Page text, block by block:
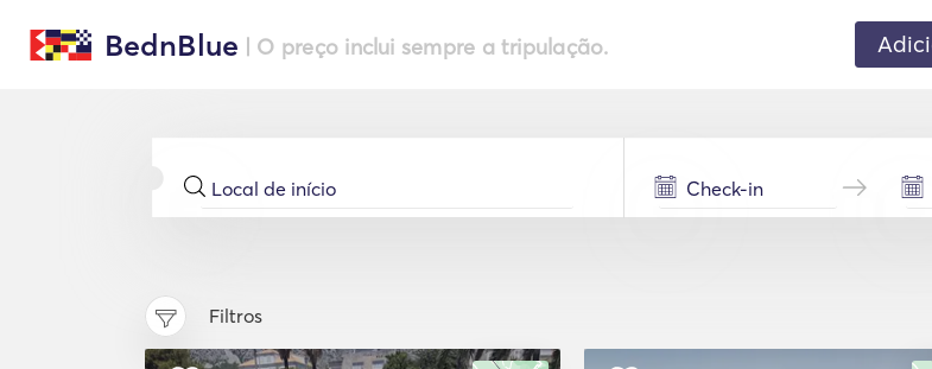
BednBlue | O preço inclui sempre a tripulação.
Filtros